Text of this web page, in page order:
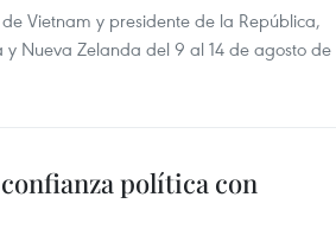
Vietnam y presidente de la República,
y Nueva Zelanda del 9 al 14 de agosto de
política con